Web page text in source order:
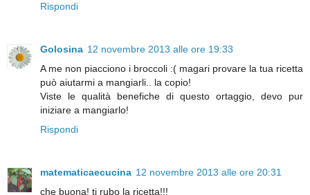
Rispondi
Golosina 12 novembre 2013 alle ore 19:33
A me non piacciono i broccoli :( magari provare la tua ricetta
può aiutarmi a mangiarli.. la copio!
Viste le qualità benefiche di questo ortaggio, devo pur
iniziare a mangiarlo!
Rispondi
matematicaecucina 12 novembre 2013 alle ore 20:31
che buona! ti rubo la ricetta!!!